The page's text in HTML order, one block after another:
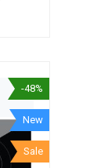
-48%
New
Sale